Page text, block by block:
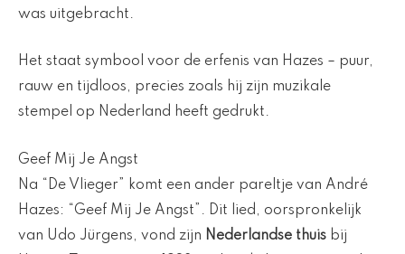
was uitgebracht.
Het staat symbool voor de erfenis van Hazes – puur,
rauw en tijdloos, precies zoals hij zijn muzikale
stempel op Nederland heeft gedrukt.
Geef Mij Je Angst
Na “De Vlieger” komt een ander pareltje van André
Hazes: “Geef Mij Je Angst”. Dit lied, oorspronkelijk
van Udo Jürgens, vond zijn Nederlandse thuis bij